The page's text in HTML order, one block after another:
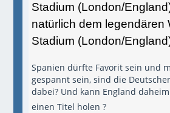
Stadium (London/
natürlich dem legendären
Stadium (London/
Spanien dürfte Favorit sein und
gespannt sein, sind die
dabei? Und kann England
einen Titel holen ?